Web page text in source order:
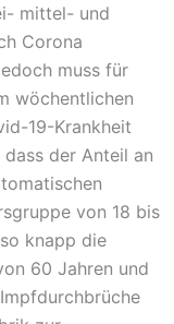
mittel- und
Corona
muss für
wöchentlichen
19-Krankheit
dass der Anteil an
von 18 bis
knapp die
60 Jahren und